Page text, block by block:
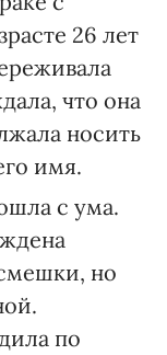
26 лет
что она
носить
имя.
с ума.
но
по